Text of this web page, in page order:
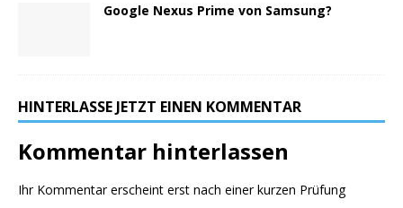
Google Nexus Prime von Samsung?
HINTERLASSE JETZT EINEN KOMMENTAR
Kommentar hinterlassen
Ihr Kommentar erscheint erst nach einer kurzen Prüfung